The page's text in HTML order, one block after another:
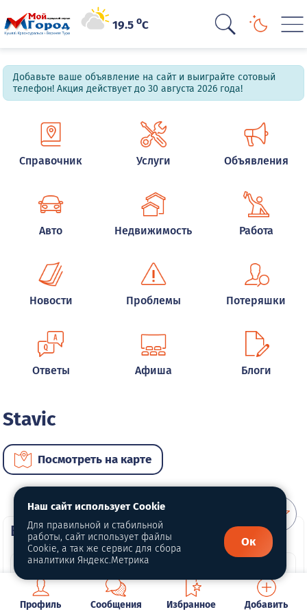
19.5oC
Добавьте ваше объявление на сайт и выиграйте сотовый
телефон! Акция действует до 30 августа 2026 года!
Справочник Услуги Объявления
Авто Недвижимость Работа
Новости Проблемы Потеряшки
Ответы Афиша Блоги
Stavic
Посмотреть на карте
ВИП автомобили
Профиль Сообщения Избранное Добавить
Наш сайт использует Cookie
Для правильной и стабильной
работы, сайт использует файлы
Cookie, а так же сервис для сбора
аналитики Яндекс.Метрика
Ок